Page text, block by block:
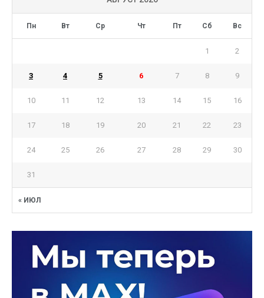
Пн Вт Ср Чт Пт Сб Вс
« ИЮЛ
1 2
3 4 5 6 7 8 9
10 11 12 13 14 15 16
17 18 19 20 21 22 23
24 25 26 27 28 29 30
31